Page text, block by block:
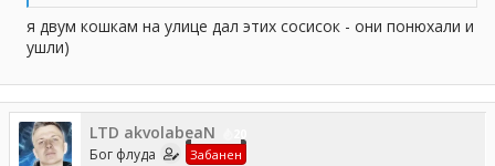
я двум кошкам на улице дал этих сосисок - они понюхали и
ушли)
LTD akvolabeaN
Бог флуда Забанен